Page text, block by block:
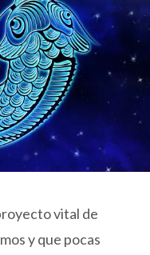
vital de
y que pocas